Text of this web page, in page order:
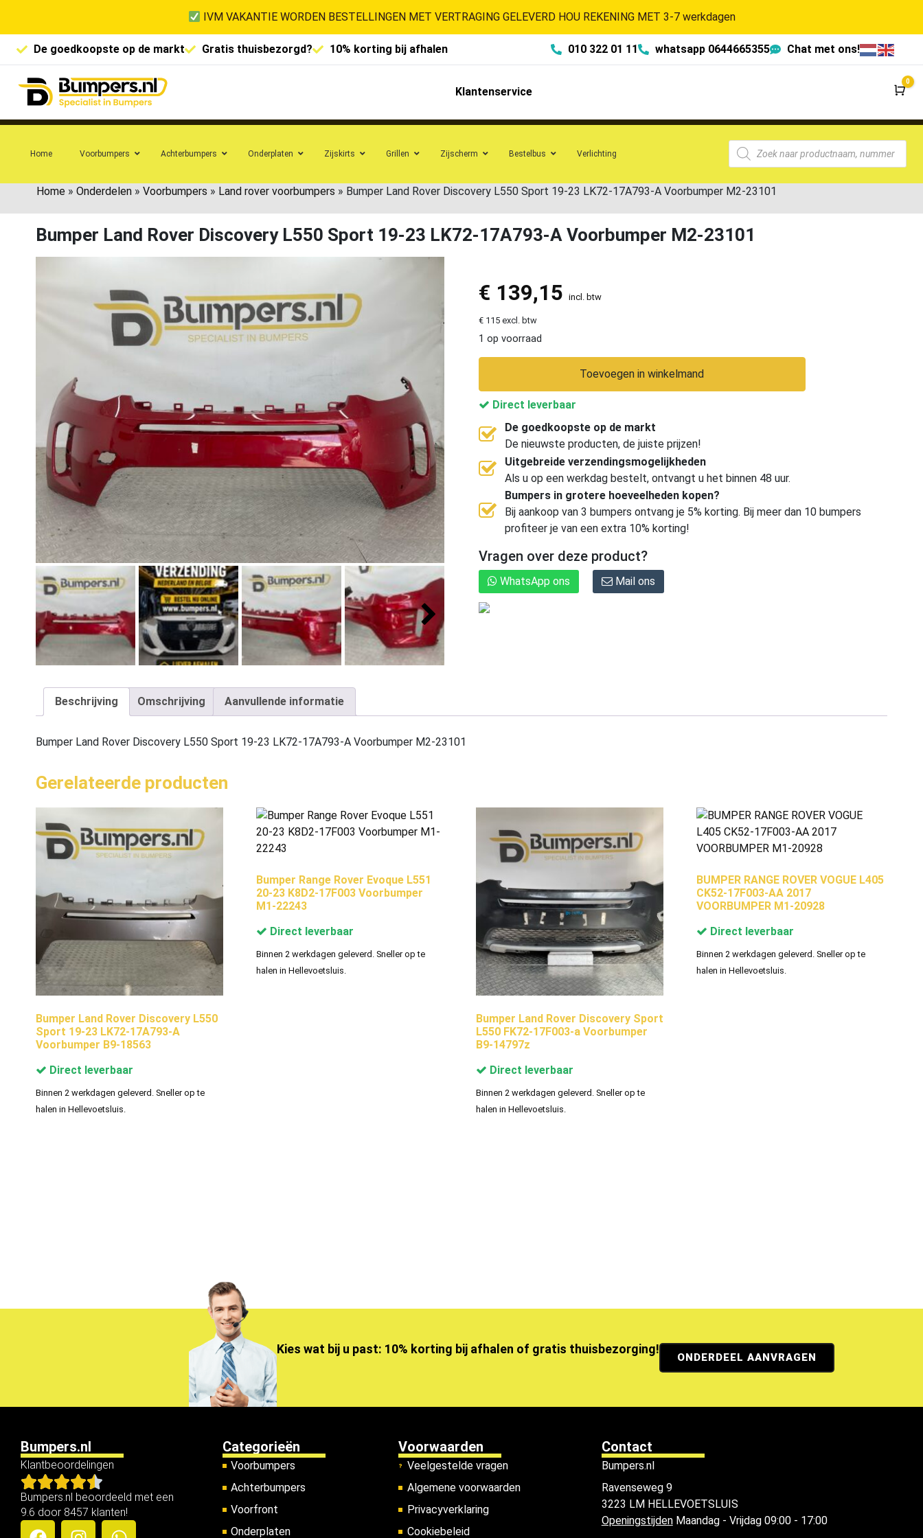
IVM VAKANTIE WORDEN BESTELLINGEN MET VERTRAGING GELEVERD HOU REKENING MET 3-7 werkdagen
De goedkoopste op de markt Gratis thuisbezorgd? 10% korting bij afhalen 010 322 01 11 whatsapp 0644665355 Chat met ons!
Klantenservice
0
Home Voorbumpers Achterbumpers Onderplaten Zijskirts Grillen Zijscherm Bestelbus Verlichting
Home » Onderdelen » Voorbumpers » Land rover voorbumpers » Bumper Land Rover Discovery L550 Sport 19-23 LK72-17A793-A Voorbumper M2-23101
Bumper Land Rover Discovery L550 Sport 19-23 LK72-17A793-A Voorbumper M2-23101
€ 139,15 incl. btw
€ 115 excl. btw
1 op voorraad
Toevoegen in winkelmand
Direct leverbaar
De goedkoopste op de markt
De nieuwste producten, de juiste prijzen!
Uitgebreide verzendingsmogelijkheden
Als u op een werkdag bestelt, ontvangt u het binnen 48 uur.
Bumpers in grotere hoeveelheden kopen?
Bij aankoop van 3 bumpers ontvang je 5% korting. Bij meer dan 10 bumpers
profiteer je van een extra 10% korting!
Vragen over deze product?
WhatsApp ons Mail ons
Beschrijving Omschrijving Aanvullende informatie
Bumper Land Rover Discovery L550 Sport 19-23 LK72-17A793-A Voorbumper M2-23101
Gerelateerde producten
Bumper Land Rover Discovery L550
Sport 19-23 LK72-17A793-A
Voorbumper B9-18563
Direct leverbaar
Binnen 2 werkdagen geleverd. Sneller op te
halen in Hellevoetsluis.
Bumper Range Rover Evoque L551
20-23 K8D2-17F003 Voorbumper
M1-22243
Direct leverbaar
Binnen 2 werkdagen geleverd. Sneller op te
halen in Hellevoetsluis.
Bumper Land Rover Discovery Sport
L550 FK72-17F003-a Voorbumper
B9-14797z
Direct leverbaar
Binnen 2 werkdagen geleverd. Sneller op te
halen in Hellevoetsluis.
BUMPER RANGE ROVER VOGUE L405
CK52-17F003-AA 2017
VOORBUMPER M1-20928
Direct leverbaar
Binnen 2 werkdagen geleverd. Sneller op te
halen in Hellevoetsluis.
Kies wat bij u past: 10% korting bij afhalen of gratis thuisbezorging!
ONDERDEEL AANVRAGEN
Bumpers.nl
Klantbeoordelingen
Bumpers.nl beoordeeld met een
9.6 door 8457 klanten!
Categorieën
Voorbumpers
Achterbumpers
Voorfront
Onderplaten
Voorwaarden
Veelgestelde vragen
Algemene voorwaarden
Privacyverklaring
Cookiebeleid
Contact
Bumpers.nl
Ravenseweg 9
3223 LM HELLEVOETSLUIS
OpeningstijdenMaandag - Vrijdag 09:00 - 17:00